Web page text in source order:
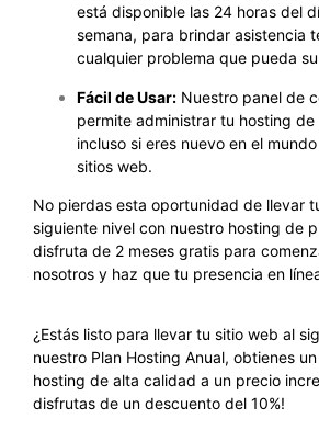
está disponible las 24 horas del
semana, para brindar asistencia
cualquier problema que pueda
Fácil de Usar: Nuestro panel de
permite administrar tu hosting
incluso si eres nuevo en el
sitios web.
No pierdas esta oportunidad de llevar
siguiente nivel con nuestro hosting de
disfruta de 2 meses gratis para
nosotros y haz que tu presencia en
¿Estás listo para llevar tu sitio web al
nuestro Plan Hosting Anual, obtienes
hosting de alta calidad a un precio
disfrutas de un descuento del 10%!